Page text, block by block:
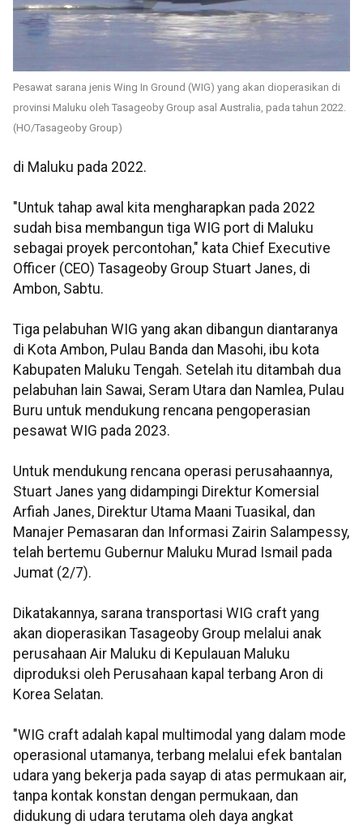
Pesawat sarana jenis Wing In Ground (WIG) yang akan dioperasikan di
provinsi Maluku oleh Tasageoby Group asal Australia, pada tahun 2022.
(HO/Tasageoby Group)
di Maluku pada 2022.
"Untuk tahap awal kita mengharapkan pada 2022
sudah bisa membangun tiga WIG port di Maluku
sebagai proyek percontohan," kata Chief Executive
Officer (CEO) Tasageoby Group Stuart Janes, di
Ambon, Sabtu.
Tiga pelabuhan WIG yang akan dibangun diantaranya
di Kota Ambon, Pulau Banda dan Masohi, ibu kota
Kabupaten Maluku Tengah. Setelah itu ditambah dua
pelabuhan lain Sawai, Seram Utara dan Namlea, Pulau
Buru untuk mendukung rencana pengoperasian
pesawat WIG pada 2023.
Untuk mendukung rencana operasi perusahaannya,
Stuart Janes yang didampingi Direktur Komersial
Arfiah Janes, Direktur Utama Maani Tuasikal, dan
Manajer Pemasaran dan Informasi Zairin Salampessy,
telah bertemu Gubernur Maluku Murad Ismail pada
Jumat (2/7).
Dikatakannya, sarana transportasi WIG craft yang
akan dioperasikan Tasageoby Group melalui anak
perusahaan Air Maluku di Kepulauan Maluku
diproduksi oleh Perusahaan kapal terbang Aron di
Korea Selatan.
"WIG craft adalah kapal multimodal yang dalam mode
operasional utamanya, terbang melalui efek bantalan
udara yang bekerja pada sayap di atas permukaan air,
tanpa kontak konstan dengan permukaan, dan
didukung di udara terutama oleh daya angkat